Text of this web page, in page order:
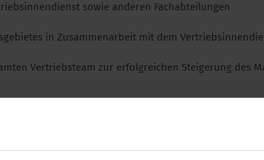
sowie anderen Fachabteilungen
in Zusammenarbeit mit dem
Vertriebsteam zur erfolgreichen Steigerung des